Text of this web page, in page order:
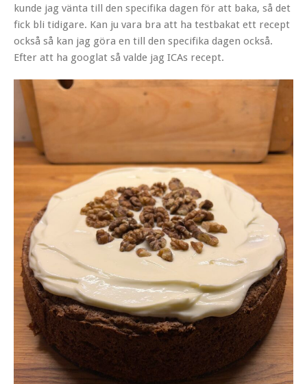
kunde jag vänta till den specifika dagen för att baka, så det
fick bli tidigare. Kan ju vara bra att ha testbakat ett recept
också så kan jag göra en till den specifika dagen också.
Efter att ha googlat så valde jag ICAs recept.